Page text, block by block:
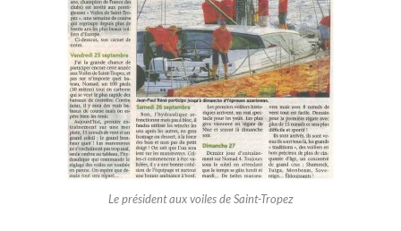
Le président aux voiles de Saint-Tropez